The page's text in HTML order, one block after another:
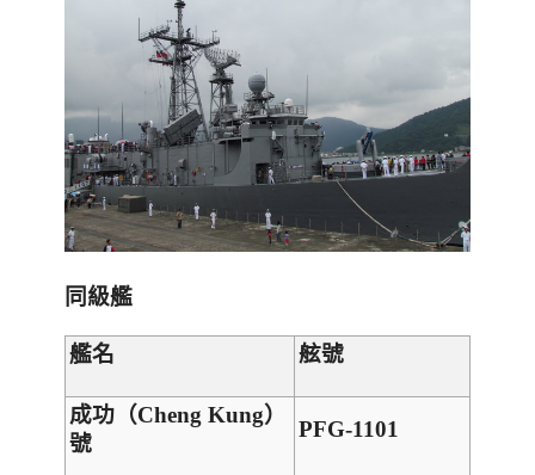
同級艦
艦名 舷號
成功（Cheng Kung）
號
PFG-1101